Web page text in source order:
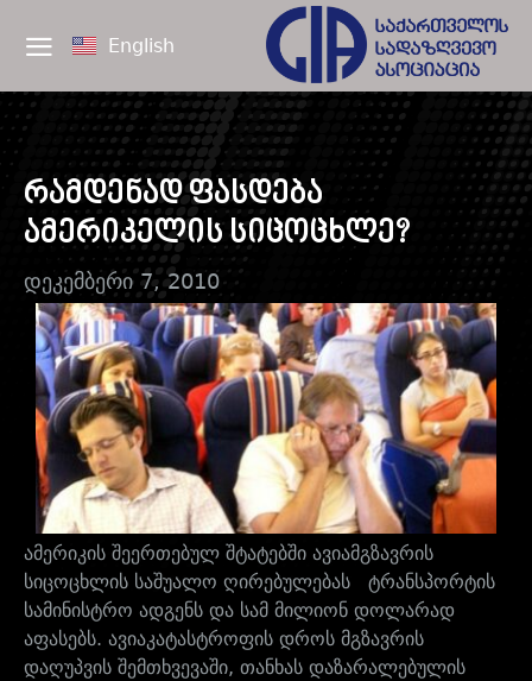
English
რამდენად ფასდება
ამერიკელის სიცოცხლე?
დეკემბერი 7, 2010
ამერიკის შეერთებულ შტატებში ავიამგზავრის
სიცოცხლის საშუალო ღირებულებას ტრანსპორტის
სამინისტრო ადგენს და სამ მილიონ დოლარად
აფასებს. ავიაკატასტროფის დროს მგზავრის
დაღუპვის შემთხვევაში, თანხას დაზარალებულის